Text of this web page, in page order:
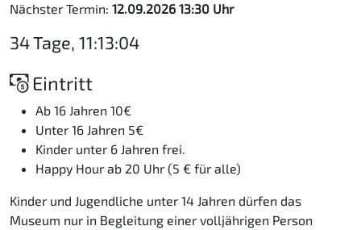
Nächster Termin: 12.09.2026 13:30 Uhr
34 Tage, 11:13:04
Eintritt
Ab 16 Jahren 10€
Unter 16 Jahren 5€
Kinder unter 6 Jahren frei.
Happy Hour ab 20 Uhr (5 € für alle)
Kinder und Jugendliche unter 14 Jahren dürfen das
Museum nur in Begleitung einer volljährigen Person